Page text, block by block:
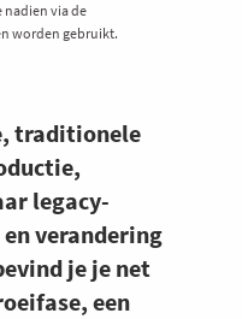
traditionele
legacy-
verandering
je je net
een
nadien via de
worden gebruikt.